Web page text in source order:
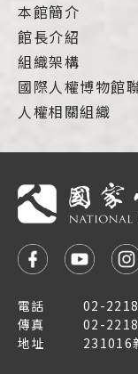
本館簡介
館長介紹
組織架構
國際人權博物館
人權相關組織
電話
02-
傳真
02-
地址
231016